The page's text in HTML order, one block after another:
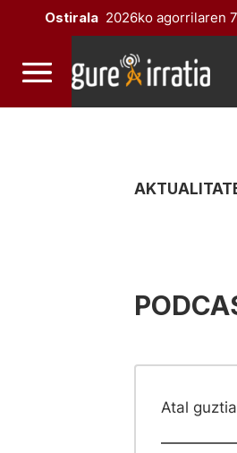
Ostirala 2026ko agorrilaren
Atal